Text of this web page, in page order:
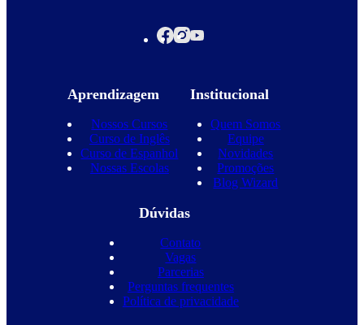
Aprendizagem
Nossos Cursos
Curso de Inglês
Curso de Espanhol
Nossas Escolas
Institucional
Quem Somos
Equipe
Novidades
Promoções
Blog Wizard
Dúvidas
Contato
Vagas
Parcerias
Perguntas frequentes
Política de privacidade